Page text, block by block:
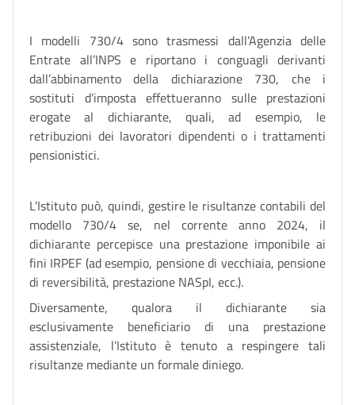
I modelli 730/4 sono trasmessi dall’Agenzia delle
Entrate all’INPS e riportano i conguagli derivanti
dall’abbinamento della dichiarazione 730, che i
sostituti d'imposta effettueranno sulle prestazioni
erogate al dichiarante, quali, ad esempio, le
retribuzioni dei lavoratori dipendenti o i trattamenti
pensionistici.
L’Istituto può, quindi, gestire le risultanze contabili del
modello 730/4 se, nel corrente anno 2024, il
dichiarante percepisce una prestazione imponibile ai
fini IRPEF (ad esempio, pensione di vecchiaia, pensione
di reversibilità, prestazione NASpI, ecc.).
Diversamente, qualora il dichiarante sia
esclusivamente beneficiario di una prestazione
assistenziale, l’Istituto è tenuto a respingere tali
risultanze mediante un formale diniego.